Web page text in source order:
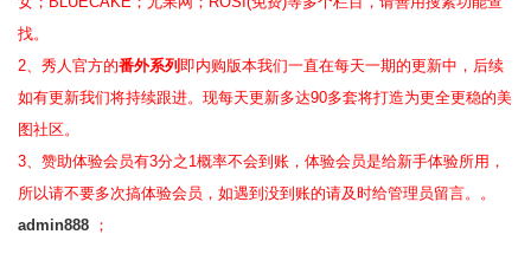
找。
2、 秀人官方的番外系列 即内购版本我们一直在每天一期的更新中，后续
如有更新我们将持续跟进。现每天更新多达90多套将打造为更全更稳的美
图社区。
3、赞助体验会员有3分之1概率不会到账，体验会员是给新手体验所用，
所以请不要多次搞体验会员，如遇到没到账的请及时给管理员留言。。
admin888 ；